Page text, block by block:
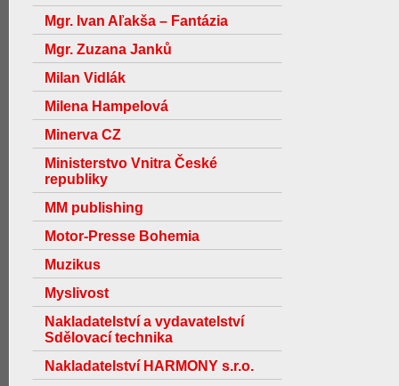
Mgr. Ivan Aľakša – Fantázia
Mgr. Zuzana Janků
Milan Vidlák
Milena Hampelová
Minerva CZ
Ministerstvo Vnitra České
republiky
MM publishing
Motor-Presse Bohemia
Muzikus
Myslivost
Nakladatelství a vydavatelství
Sdělovací technika
Nakladatelství HARMONY s.r.o.